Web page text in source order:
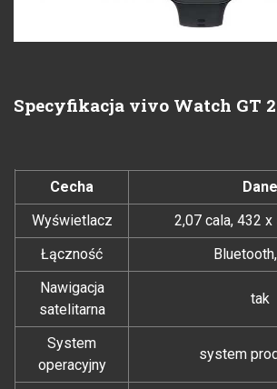
Specyfikacja vivo Watch GT 2
Cecha
Dane
Wyświetlacz
2,07 cala, 432
Łączność
Nawigacja
satelitarna
tak
System
operacyjny
system